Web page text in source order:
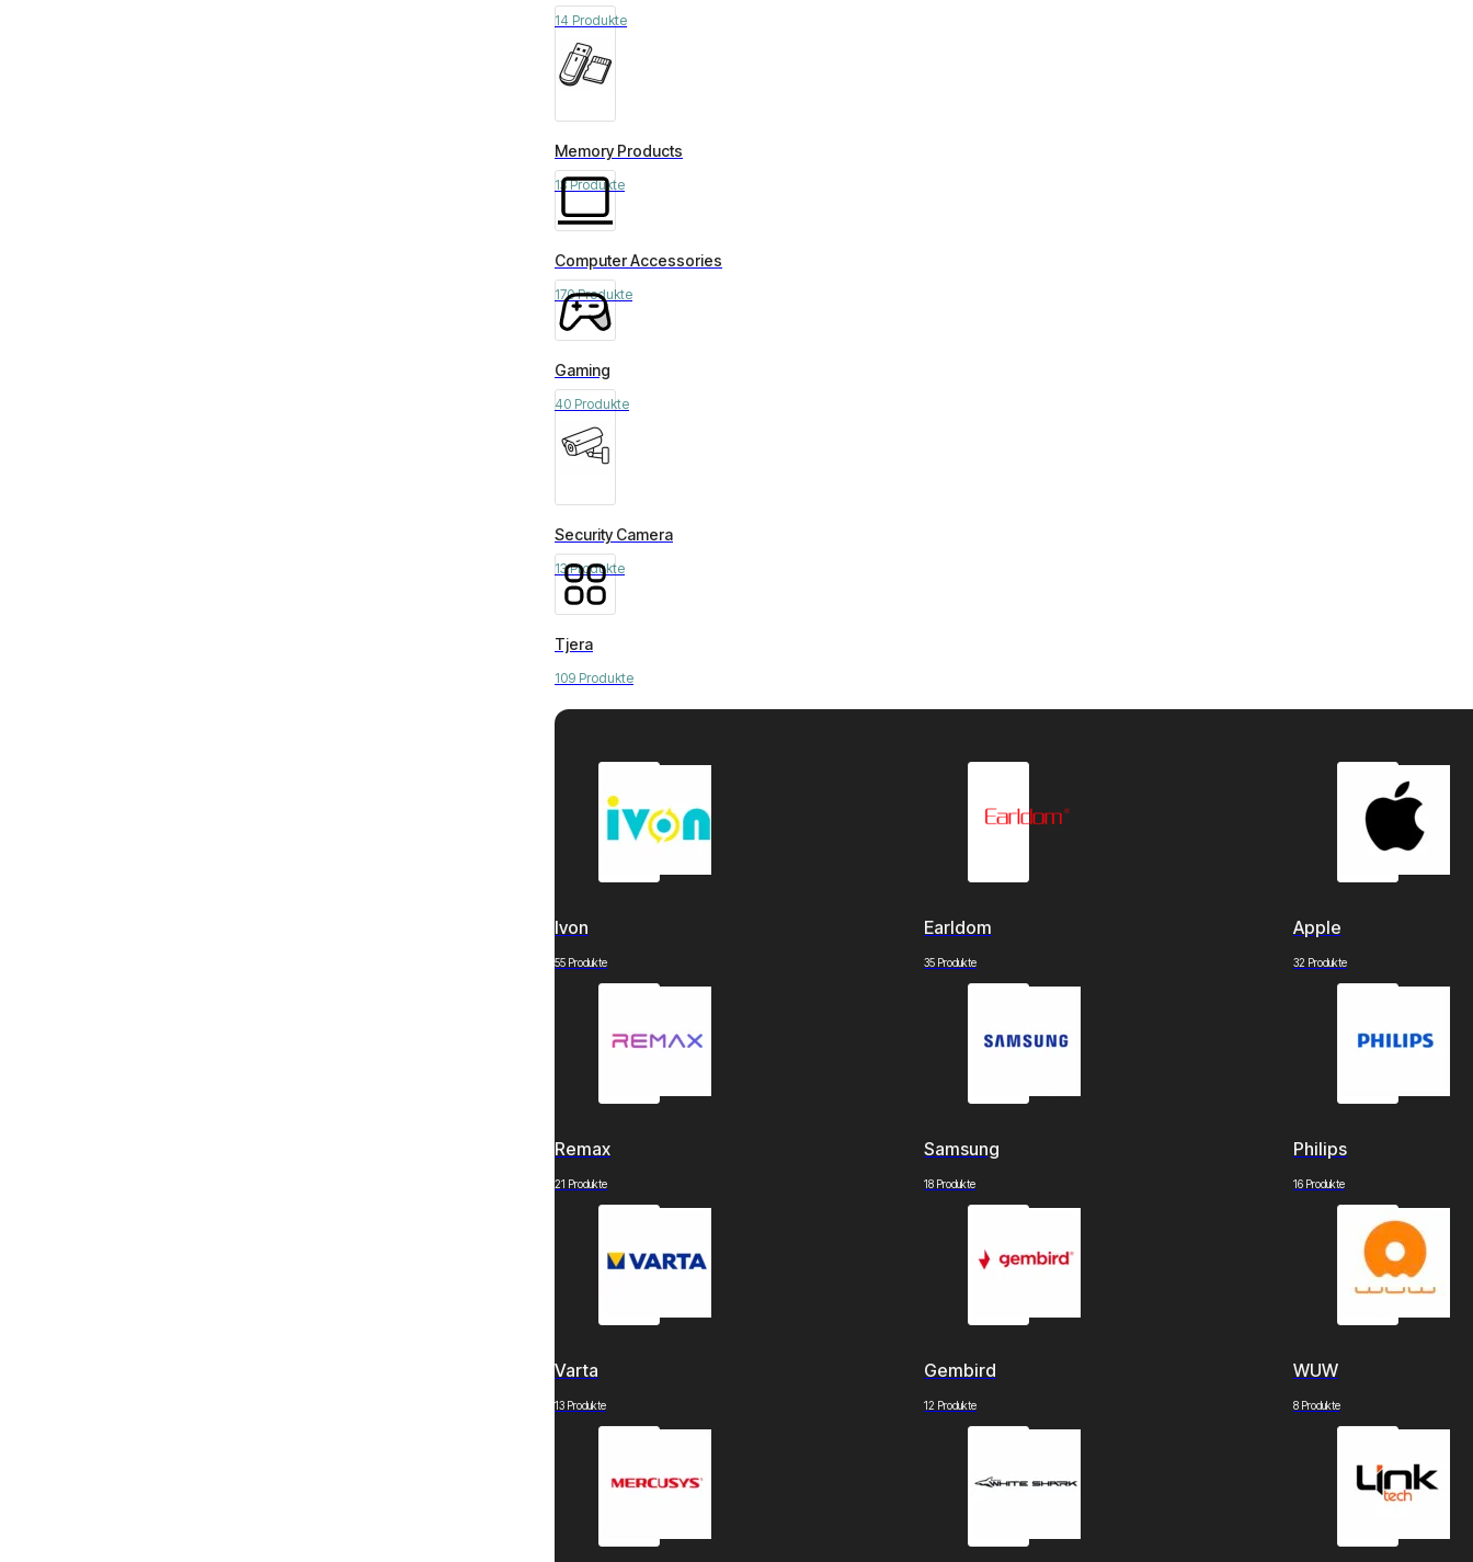
14 Produkte
Memory Products
13 Produkte
Computer Accessories
170 Produkte
Gaming
40 Produkte
Security Camera
13 Produkte
Tjera
109 Produkte
Ivon
55 Produkte
Earldom
35 Produkte
Apple
32 Produkte
Remax
21 Produkte
Samsung
18 Produkte
Philips
16 Produkte
Varta
13 Produkte
Gembird
12 Produkte
WUW
8 Produkte